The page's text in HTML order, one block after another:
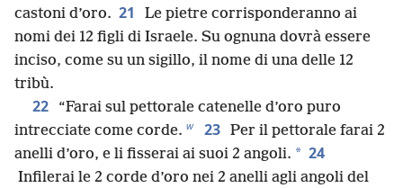
castoni d’oro. 21
Le pietre corrisponderanno ai
nomi dei 12 figli di Israele. Su ognuna dovrà essere
inciso, come su un sigillo, il nome di una delle 12
tribù.
22
“Farai sul pettorale catenelle d’oro puro
intrecciate come corde. w 23 Per il pettorale farai 2
anelli d’oro, e li fisserai ai suoi 2 angoli. * 24
Infilerai le 2 corde d’oro nei 2 anelli agli angoli del